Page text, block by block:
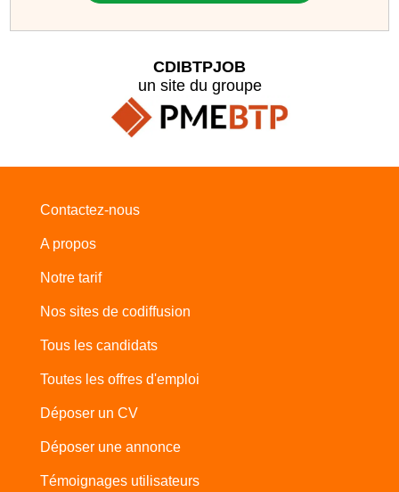
CDIBTPJOB
un site du groupe
Contactez-nous
A propos
Notre tarif
Nos sites de codiffusion
Tous les candidats
Toutes les offres d'emploi
Déposer un CV
Déposer une annonce
Témoignages utilisateurs